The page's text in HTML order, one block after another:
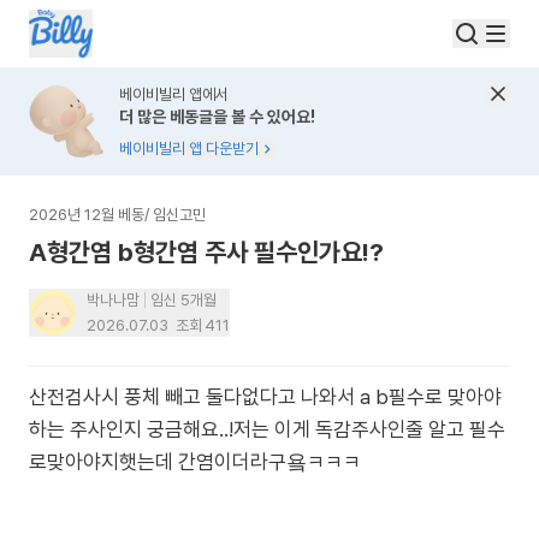
베이비빌리 앱에서
더 많은 베동글을 볼 수 있어요!
베이비빌리 앱 다운받기
2026년 12월 베동/ 임신고민
A형간염 b형간염 주사 필수인가요!?
박나나맘
임신 5개월
2026.07.03 조회 411
산전검사시 풍체 빼고 둘다없다고 나와서 a b필수로 맞아야
하는 주사인지 궁금해요..!저는 이게 독감주사인줄 알고 필수
로맞아야지햇는데 간염이더라구욬ㅋㅋㅋ